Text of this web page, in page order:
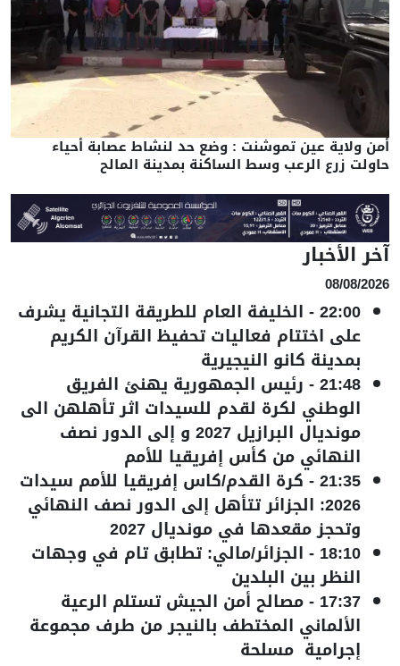
أمن ولاية عين تموشنت : وضع حد لنشاط عصابة أحياء
حاولت زرع الرعب وسط الساكنة بمدينة المالح
آخر الأخبار
08/08/2026
22:00
- الخليفة العام للطريقة التجانية يشرف
على اختتام فعاليات تحفيظ القرآن الكريم
بمدينة كانو النيجيرية
21:48
- رئيس الجمهورية يهنئ الفريق
الوطني لكرة لقدم للسيدات اثر تأهلهن الى
مونديال البرازيل 2027 و إلى الدور نصف
النهائي من كأس إفريقيا للأمم
21:35
-كرة القدم/كاس إفريقيا للأمم سيدات
2026: الجزائر تتأهل إلى الدور نصف النهائي
وتحجز مقعدها في مونديال 2027
18:10
- الجزائر/مالي: تطابق تام في وجهات
النظر بين البلدين
17:37
-مصالح أمن الجيش تستلم الرعية
الألماني المختطف بالنيجر من طرف مجموعة
إجرامية مسلحة